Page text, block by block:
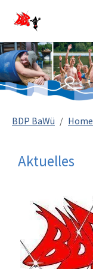
BDP BaWü Home
Aktuelles